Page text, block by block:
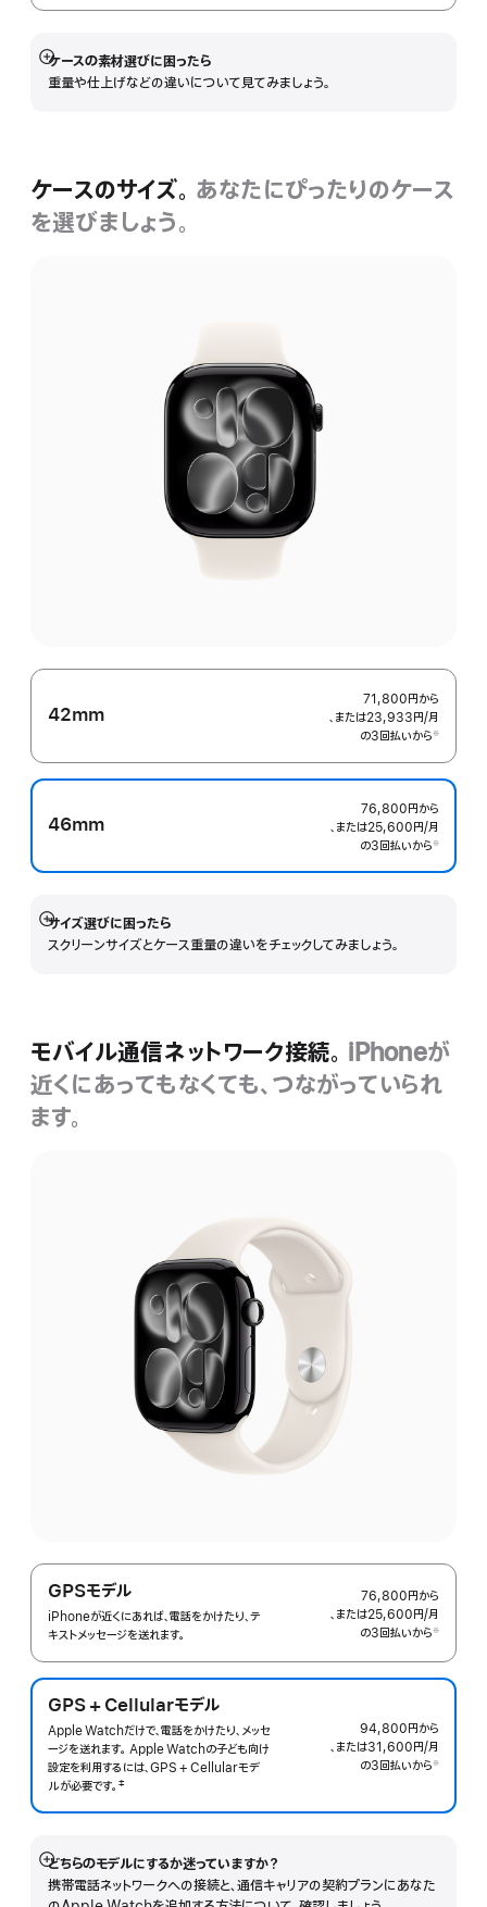
ケースの素材選びに困ったら
重量や仕上げなどの違いについて見てみましょう。
詳
細
ケースのサイズ。 あなたにぴったりのケース
を選びましょう。
42mm
71,800円から
、または23,933円/月
の3回払いから ※
46mm
76,800円から
、または25,600円/月
の3回払いから ※
サイズ選びに困ったら
スクリーンサイズとケース重量の違いをチェックしてみましょう。
詳
細
モバイル通信ネットワーク接続。 iPhoneが
近くにあってもなくても、つながっていられ
ます。
GPSモデル
iPhoneが近くにあれば、電話をかけたり、テ
キストメッセージを送れます。
76,800円から
、または25,600円/月
の3回払いから ※
GPS + Cellularモ‍デ‍ル
Apple Watchだけで、電話をかけたり、メッセ
ージを送れます。 Apple Watchの子ども向け
設定を利用するには、GPS + Cellularモデ
ルが必要です。 ‡
94,800円から
、または31,600円/月
の3回払いから ※
どちらのモデルにするか迷っていますか？
携帯電話ネットワークへの接続と、通信キャリアの契約プランにあなた
詳
細